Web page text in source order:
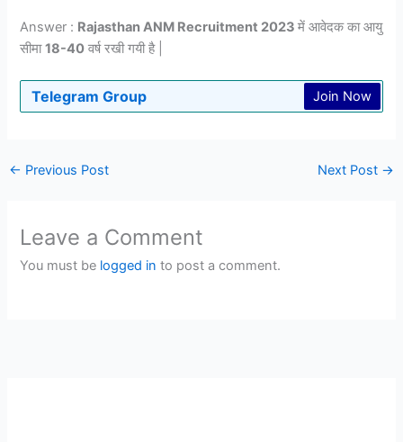
Answer : Rajasthan ANM Recruitment 2023में आवेदक का आयु
सीमा18-40 वर्ष रखी गयी है |
Telegram Group Join Now
← Previous Post Next Post →
Leave a Comment
You must be logged in to post a comment.